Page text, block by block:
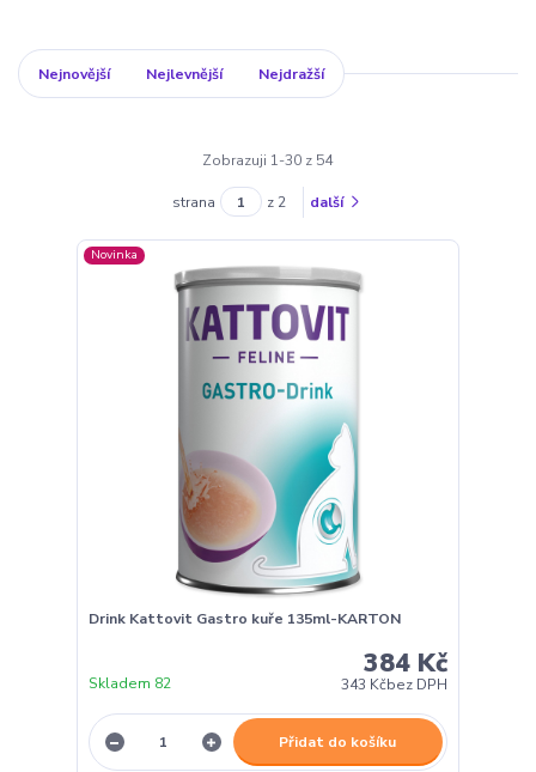
Nejnovější Nejlevnější Nejdražší
Zobrazuji 1-30 z 54
strana z 2 další
Novinka
Drink Kattovit Gastro kuře 135ml-KARTON
384 Kč
343 Kčbez DPH
Skladem 82
Přidat do košíku